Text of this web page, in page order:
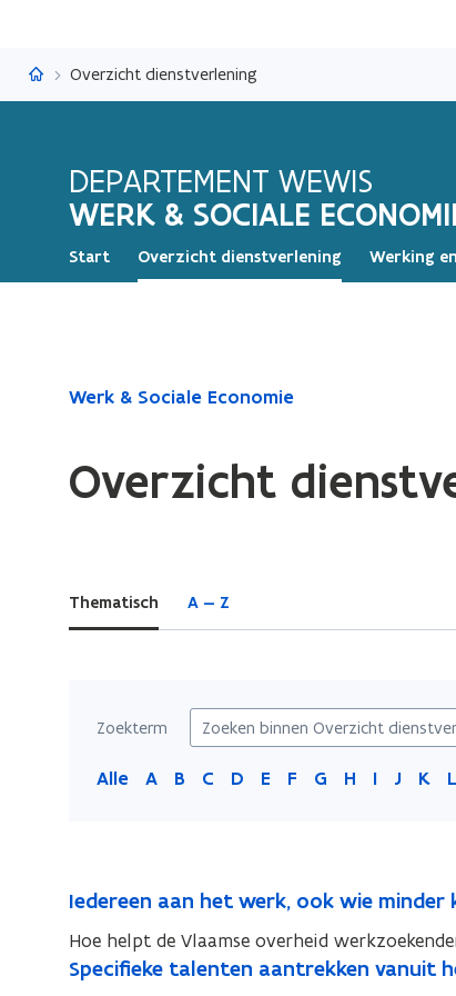
Werk & Sociale Economie
Overzicht dienstverlening
DEPARTEMENT WEWIS
WERK & SOCIALE
Start Overzicht dienstverlening Werking
Gedaan
Overzicht
dienstverlening
Werk & Sociale Economie
Overzicht
Thematisch A — Z
Zoekterm
Alle A B C D E F G H I J K L
I
e
d
Iedereen aan het werk, ook wie minder
I
d
e
Hoe helpt de Vlaamse overheid
S
Specifieke talenten aantrekken vanuit
S